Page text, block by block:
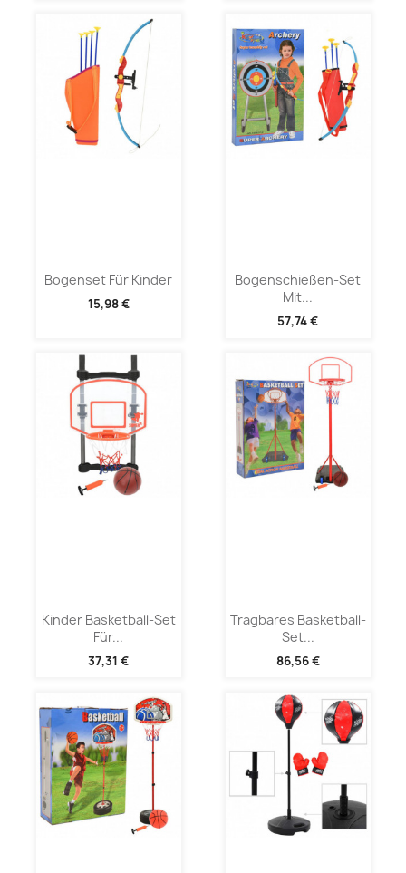
Bogenset Für Kinder
15,98 €
Bogenschießen-Set
Mit...
57,74 €
Kinder Basketball-Set
Für...
37,31 €
Tragbares Basketball-
Set...
86,56 €